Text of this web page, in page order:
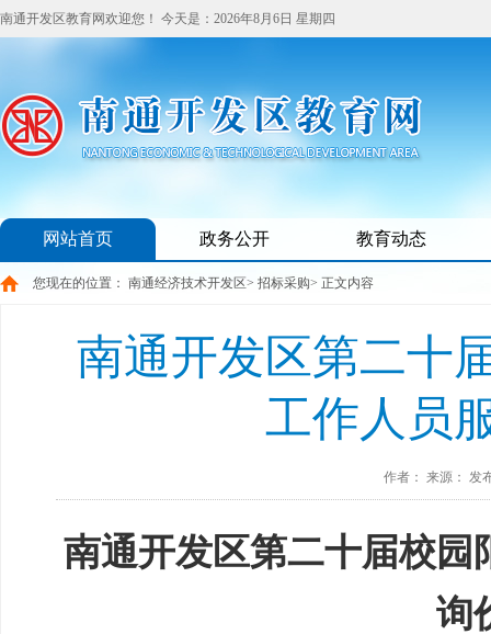
南通开发区教育网欢迎您！ 今天是： 2026年8月6日 星期四
网站首页 政务公开 教育动态
您现在的位置： 南通经济技术开发区> 招标采购> 正文内容
南通开发区第二十
工作人员
作者： 来源： 发
南通开发区第二十届校园
询